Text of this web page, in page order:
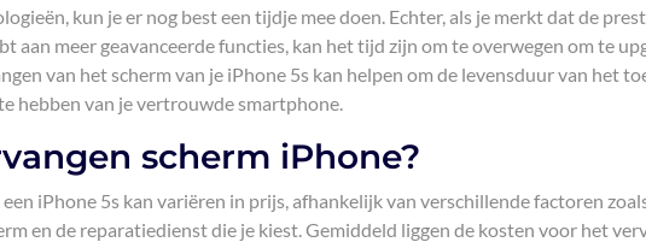
kun je er nog best een tijdje mee doen. Echter, als je merkt dat de
aan meer geavanceerde functies, kan het tijd zijn om te overwegen om te
van het scherm van je iPhone 5s kan helpen om de levensduur van het
hebben van je vertrouwde smartphone.
scherm iPhone?
iPhone 5s kan variëren in prijs, afhankelijk van verschillende factoren
en de reparatiedienst die je kiest. Gemiddeld liggen de kosten voor het